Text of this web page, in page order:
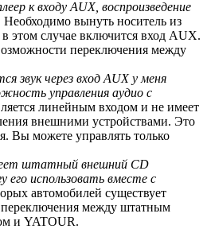
к входу AUX, воспроизведение
Необходимо вынуть носитель из
этом случае включится вход AUX.
переключения между
звук через вход AUX у меня
управления аудио с
линейным входом и не имеет
внешними устройствами. Это
Вы можете управлять только
штатный внешний CD
его использовать вместе с
автомобилей существует
переключения между штатным
и YATOUR.